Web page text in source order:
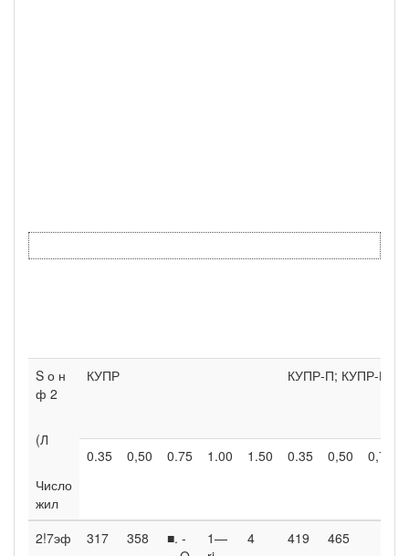
S о н
ф 2
(Л
Число
жил
КУПР КУПР-П; КУПР-Пн
0.35 0,50 0.75 1.00 1.50 0.35 0,50 0,75
2!7эф 317 358
■. -
1—
4 419 465